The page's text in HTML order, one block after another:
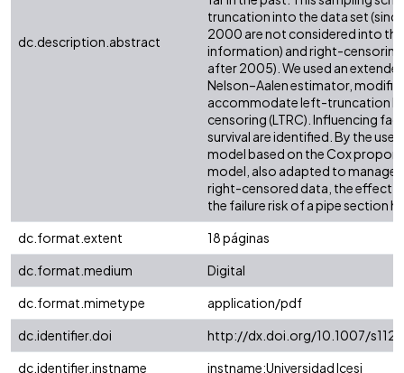
dc.description.abstract
truncation into the data set
2000 are not considered into
information) and right-
after 2005). We used an
Nelson–Aalen estimator,
accommodate left-truncation
censoring (LTRC). Influencing
survival are identified. By the use
model based on the Cox
model, also adapted to
right-censored data, the effect
the failure risk of a pipe section
dc.format.extent
18 páginas
dc.format.medium
Digital
dc.format.mimetype
application/pdf
dc.identifier.doi
http://dx.doi.org/10.1007/
dc.identifier.instname
instname:Universidad Icesi